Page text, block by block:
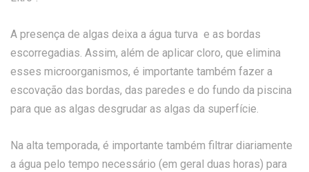
A presença de algas deixa a água turva e as bordas
escorregadias. Assim, além de aplicar cloro, que elimina
esses microorganismos, é importante também fazer a
escovação das bordas, das paredes e do fundo da piscina
para que as algas desgrudar as algas da superfície.
Na alta temporada, é importante também filtrar diariamente
a água pelo tempo necessário (em geral duas horas) para